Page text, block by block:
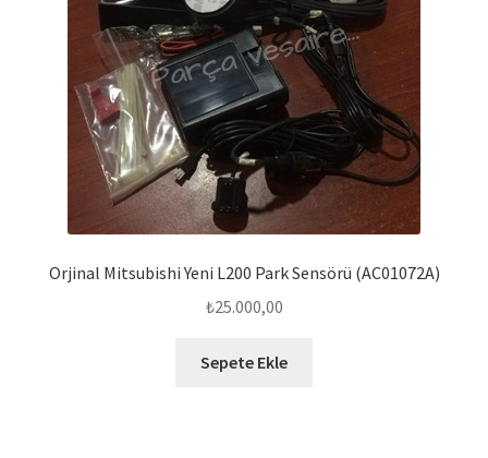
Orjinal Mitsubishi Yeni L200 Park Sensörü (AC01072A)
₺25.000,00
Sepete Ekle